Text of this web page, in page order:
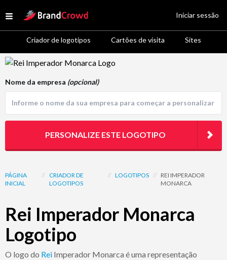
Open menu
Site Logo
Criador de logotipos Cartões de visita Sites
Iniciar sessão
Logo Template Preview
PÁGINA
INICIAL
// CRIADOR DE
LOGOTIPOS
// LOGOTIPOS //
REI IMPERADOR
MONARCA
Rei Imperador Monarca
Logotipo
O logo do Rei Imperador Monarca é uma representação
Nome da empresa (opcional)
PERSONALIZE ESTE LOGOTIPO